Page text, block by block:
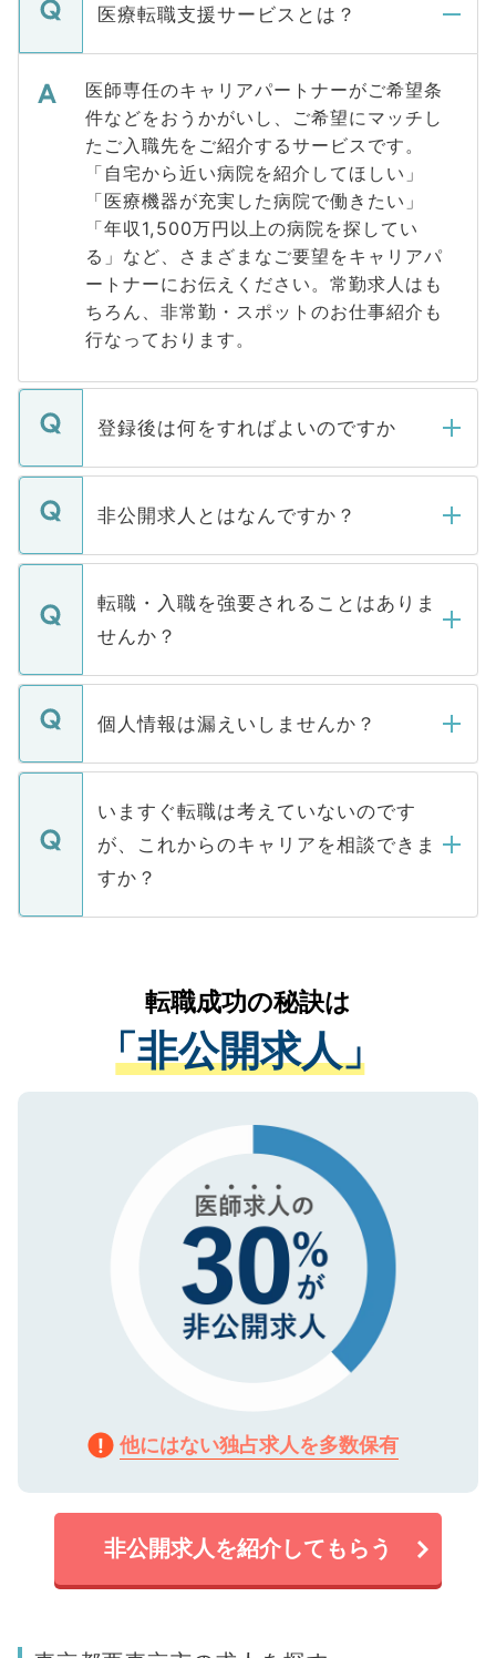
医療転職支援サービスとは？
医師専任のキャリアパートナーがご希望条
件などをおうかがいし、ご希望にマッチし
たご入職先をご紹介するサービスです。
「自宅から近い病院を紹介してほしい」
「医療機器が充実した病院で働きたい」
「年収1,500万円以上の病院を探してい
る」など、さまざまなご要望をキャリアパ
ートナーにお伝えください。常勤求人はも
ちろん、非常勤・スポットのお仕事紹介も
行なっております。
登録後は何をすればよいのですか
ご登録いただきましたら、弊社担当者がご
登録内容を確認し、その後メールもしくは
ます。通常、5営業日以内にはご連絡をせて
いただきますので、しばらくお待ちくださ
非公開求人とはなんですか？
マイナビDOCTORで取り扱っている求人の
うち約3割は、Webサイトからご覧いただ
けない「非公開求人」です。非公開求人は
下記の理由によって、一般には公開してい
ません。
■応募殺到を避けるため 人気のある医療機
関を公にしてしまうと、応募が殺到する場
に、医療機関が求める条件に合った人材の
みを人材紹介会社に依頼するケースが増え
ています。
転職・入職を強要されることはありま
せんか？
転職・入職を強要することは一切ありませ
ん。また、仮に応募先から内定をいただい
定を承諾する必要はありません。内定先へ
の辞退の連絡はキャリアパートナーが行い
個人情報は漏えいしませんか？
個人情報が漏えいすることはありませんの
で、ご安心ください。当サイトからの登録
などで収集したご登録者様の個人情報は、
ご本人のキャリアアップおよび転職活動の
支援を目的に使用いたします。お預かりし
ているすべての個人データはご本人の許可
は、個人情報の取り扱いについての厳密な
管理基準を満たした事業者のみに付与され
る、プライバシーマークを取得済みです。
で、機密保持に関してもご安心ください。
いますぐ転職は考えていないのです
が、これからのキャリアを相談できま
すか？
かがいして、現在の医療機関の状況や紹介
経験をまじえながら、適切なアドバイスを
させていただきます。すぐにご転職をされ
ない方には、長期的なサポートが可能です
ので、まずはご登録ください。
転職成功の秘訣は
「非公開求人」
他にはない独占求人を多数保有
非公開求人を紹介してもらう